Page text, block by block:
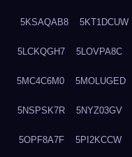
5KSAQAB8 5KT1DCUW
5LCKQGH7 5LOVPA8C
5MC4C6M0 5MOLUGED
5NSPSK7R 5NYZ03GV
5OPF8A7F 5PI2KCCW